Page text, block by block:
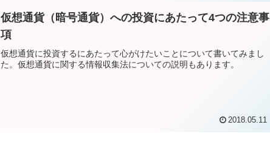
仮想通貨（暗号通貨）への投資にあたって4つの注意事
項
仮想通貨に投資するにあたって心がけたいことについて書いてみまし
た。仮想通貨に関する情報収集法についての説明もあります。
2018.05.11